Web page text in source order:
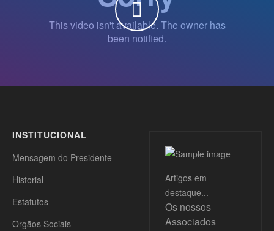
WATCH THE VIDEO
INSTITUCIONAL
Mensagem do Presidente
Historial
Estatutos
Orgãos Sociais
Artigos em
destaque...
Os nossos
Associados